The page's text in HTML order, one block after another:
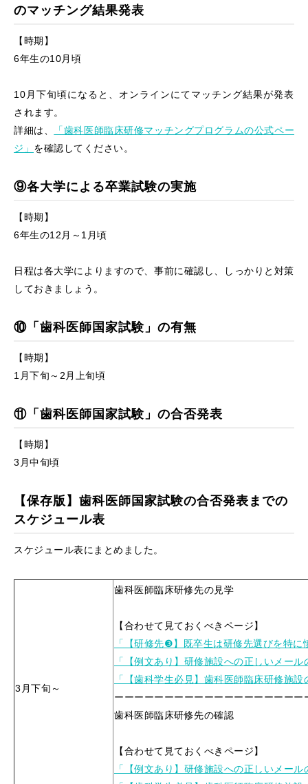
のマッチング結果発表
【時期】
6年生の10月頃
10月下旬頃になると、オンラインにてマッチング結果が発表
されます。
詳細は、
「歯科医師臨床研修マッチングプログラムの公式ペー
ジ」 を確認してください。
⑨各大学による卒業試験の実施
【時期】
6年生の12月～1月頃
日程は各大学によりますので、事前に確認し、しっかりと対策
しておきましょう。
⑩「歯科医師国家試験」の有無
【時期】
1月下旬～2月上旬頃
⑪「歯科医師国家試験」の合否発表
【時期】
3月中旬頃
【保存版】歯科医師国家試験の合否発表までの
スケジュール表
スケジュール表にまとめました。
3月下旬～
歯科医師臨床研修先の見学
【合わせて見ておくべきページ】
「【研修先❸】既卒生は研修先選びを特に
「【例文あり】研修施設への正しいメー
「【歯科学生必見】歯科医師臨床研修施
ーーーーーーーーーーーーーーーーーー
歯科医師臨床研修先の確認
【合わせて見ておくべきページ】
「【例文あり】研修施設への正しいメー